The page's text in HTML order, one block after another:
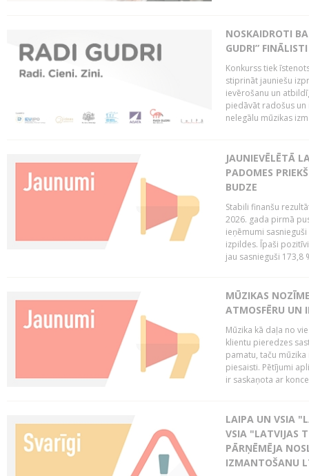
NOSKAIDROTI
GUDRI” FINĀLISTI
Konkurss tiek
stiprināt jauniešu
ievērošanu un
piedāvāt radošus
nelegālu mūzikas
JAUNIEVĒLĒTĀ
PADOMES
BUDZE
Stabili finanšu
2026. gada pirmā
ieņēmumi
izpildes. Īpaši
jau sasnieguši 173,8
MŪZIKAS
ATMOSFĒRU UN
Mūzika kā daļa no
klientu pieredzes
pamatu, taču
piesaisti. Pētījumi
ir saskaņota ar
LAIPA UN VSIA
VSIA "LATVIJAS
PĀRŅĒMĒJA
IZMANTOŠANU